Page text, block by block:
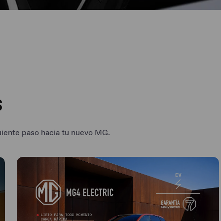
paso hacia tu nuevo MG.